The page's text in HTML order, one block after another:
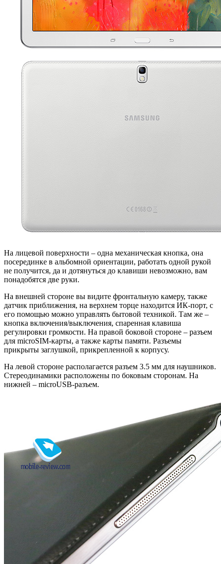
На лицевой поверхности – одна механическая кнопка, она
посерединке в альбомной ориентации, работать одной рукой
не получится, да и дотянуться до клавиши невозможно, вам
понадобятся две руки.
На внешней стороне вы видите фронтальную камеру, также
датчик приближения, на верхнем торце находится ИК-порт, с
его помощью можно управлять бытовой техникой. Там же –
кнопка включения/выключения, спаренная клавиша
регулировки громкости. На правой боковой стороне – разъем
для microSIM-карты, а также карты памяти. Разъемы
прикрыты заглушкой, прикрепленной к корпусу.
На левой стороне располагается разъем 3.5 мм для наушников.
Стереодинамики расположены по боковым сторонам. На
нижней – microUSB-разъем.